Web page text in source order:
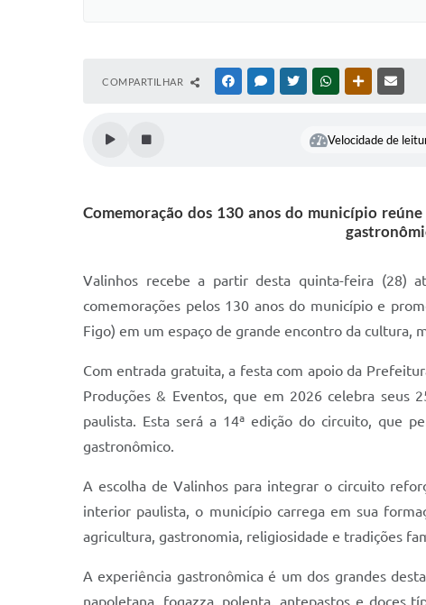
COMPARTILHAR FACEBOOKMESSENGER
TWITTERWHATSAPPOUTRAS
Velocidade de
Comemoração dos 130 anos do município
Valinhos recebe a partir desta quinta-feira (28)
comemorações pelos 130 anos do município e
Figo) em um espaço de grande encontro da cultura,
Com entrada gratuita, a festa com apoio da
Produções & Eventos, que em 2026 celebra seus
paulista. Esta será a 14ª edição do circuito, que
gastronômico.
A escolha de Valinhos para integrar o circuito
interior paulista, o município carrega em sua
agricultura, gastronomia, religiosidade e tradições
A experiência gastronômica é um dos grandes
napoletana, fogazza, polenta, antepastos e doces